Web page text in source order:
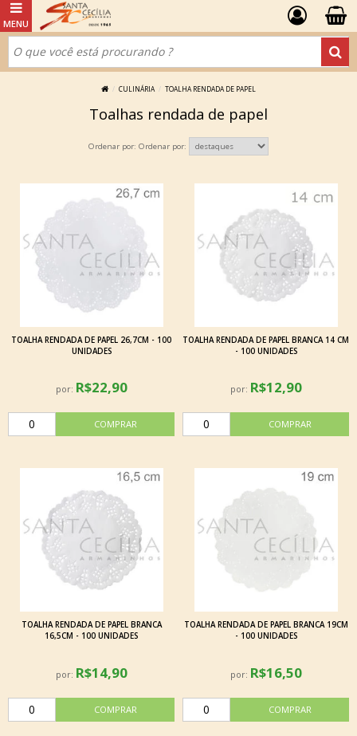
CULINÁRIA TOALHA RENDADA DE PAPEL
Toalhas rendada de papel
Ordenar por:
TOALHA RENDADA DE PAPEL 26,7CM - 100
UNIDADES
por: R$22,90
TOALHA RENDADA DE PAPEL BRANCA 14 CM
- 100 UNIDADES
por: R$12,90
TOALHA RENDADA DE PAPEL BRANCA
16,5CM - 100 UNIDADES
por: R$14,90
TOALHA RENDADA DE PAPEL BRANCA 19CM
- 100 UNIDADES
por: R$16,50